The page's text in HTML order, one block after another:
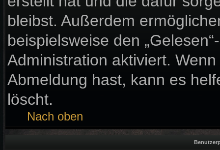
bleibst. Außerdem
beispielsweise den
Administration aktiviert.
Abmeldung hast, kann es
löscht.
Nach oben